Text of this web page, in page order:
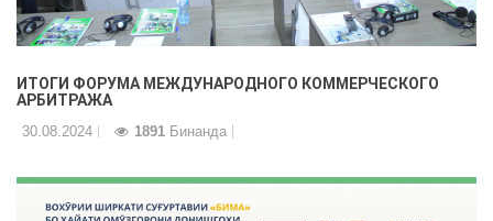
ИТОГИ ФОРУМА МЕЖДУНАРОДНОГО КОММЕРЧЕСКОГО
АРБИТРАЖА
30.08.2024 1891 Бинанда